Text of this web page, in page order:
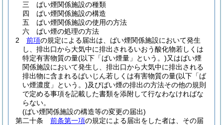
三
ばい煙関係施設の種類
四
ばい煙関係施設の構造
五
ばい煙関係施設の使用の方法
六
ばい煙の処理の方法
2
前項の規定による届出は、ばい煙関係施設において発生
し、排出口から大気中に排出されるいおう酸化物若しくは
特定有害物質の量(以下「ばい煙量」という。)又はばい煙
関係施設において発生し、排出口から大気中に排出される
排出物に含まれるばいじん若しくは有害物質の量(以下「ば
い煙濃度」という。)及びばい煙の排出の方法その他の規則
で定める事項を記載した書類を添附して行なわなければな
らない。
(ばい煙関係施設の構造等の変更の届出)
第二十条
前条第一項の規定による届出をした者は、その届